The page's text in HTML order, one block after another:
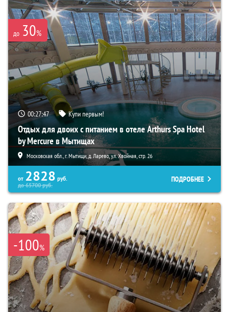
до 30%
00:27:46 Купи первым!
Отдых для двоих с питанием в отеле Arthurs Spa Hotel
by Mercure в Мытищах
Московская обл., г. Мытищи, д. Ларево, ул. Хвойная, стр. 26
от 2828 руб.
до65700руб.
ПОДРОБНЕЕ
-100%